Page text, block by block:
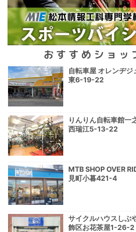
おすすめショッ
自転車屋 オレンヂ
東6-19-22
りんりん自転車館一
西瑞江5-13-22
MTB SHOP OVER
見町小暮421-4
サイクルハウスしぶ
飾区お花茶屋1-26-2